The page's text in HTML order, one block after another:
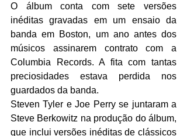
O álbum conta com sete versões
inéditas gravadas em um ensaio da
banda em Boston, um ano antes dos
músicos assinarem contrato com a
Columbia Records. A fita com tantas
preciosidades estava perdida nos
guardados da banda.
Steven Tyler e Joe Perry se juntaram a
Steve Berkowitz na produção do álbum,
que inclui versões inéditas de clássicos